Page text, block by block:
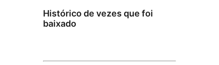
Histórico de vezes que foi
baixado